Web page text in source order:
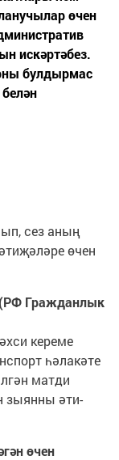
өчен
искәртәбез.
булдырмас
сез аның
өчен
Гражданлык
кереме
һәлакәте
матди
зыянны әти-
өчен